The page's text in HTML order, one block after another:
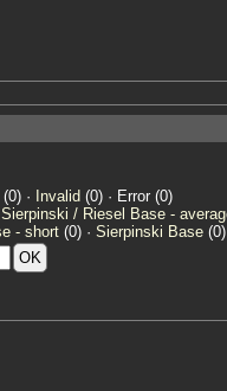
(0) · Invalid (0) · Error (0)
Sierpinski / Riesel Base -
- short(0) · Sierpinski Base(0)